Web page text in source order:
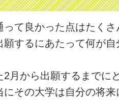
って良かった点はたくさ
願するにあたって何が
2月から出願するまでに
にその大学は自分の将